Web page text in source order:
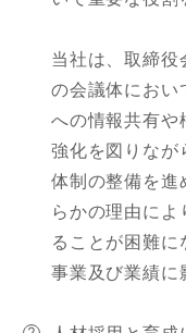
当社は、取締役
の会議体におい
への情報共有や
強化を図りなが
体制の整備を進
らかの理由に
ることが困難
事業及び業績に